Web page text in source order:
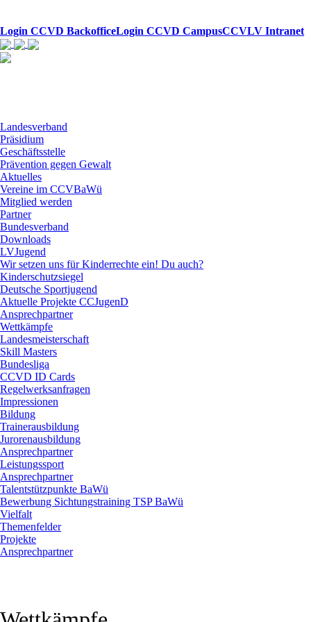
Login CCVD BackofficeLogin CCVD CampusCCVLV Intranet
Landesverband
Präsidium
Geschäftsstelle
Prävention gegen Gewalt
Aktuelles
Vereine im CCVBaWü
Mitglied werden
Partner
Bundesverband
Downloads
LVJugend
Wir setzen uns für Kinderrechte ein! Du auch?
Kinderschutzsiegel
Deutsche Sportjugend
Aktuelle Projekte CCJugenD
Ansprechpartner
Wettkämpfe
Landesmeisterschaft
Skill Masters
Bundesliga
CCVD ID Cards
Regelwerksanfragen
Impressionen
Bildung
Trainerausbildung
Jurorenausbildung
Ansprechpartner
Leistungssport
Ansprechpartner
Talentstützpunkte BaWü
Bewerbung Sichtungstraining TSP BaWü
Vielfalt
Themenfelder
Projekte
Ansprechpartner